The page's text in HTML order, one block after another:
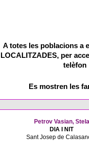
A totes les poblacions a
LOCALITZADES, per
telèfon
Es mostren les
Petrov Vasian, Stela
DIA I NIT
Sant Josep de